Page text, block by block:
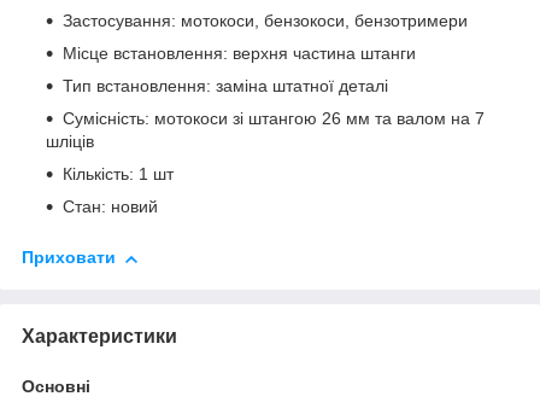
Застосування: мотокоси, бензокоси, бензотримери
Місце встановлення: верхня частина штанги
Тип встановлення: заміна штатної деталі
Сумісність: мотокоси зі штангою 26 мм та валом на 7
шліців
Кількість: 1 шт
Стан: новий
Приховати
Характеристики
Основні